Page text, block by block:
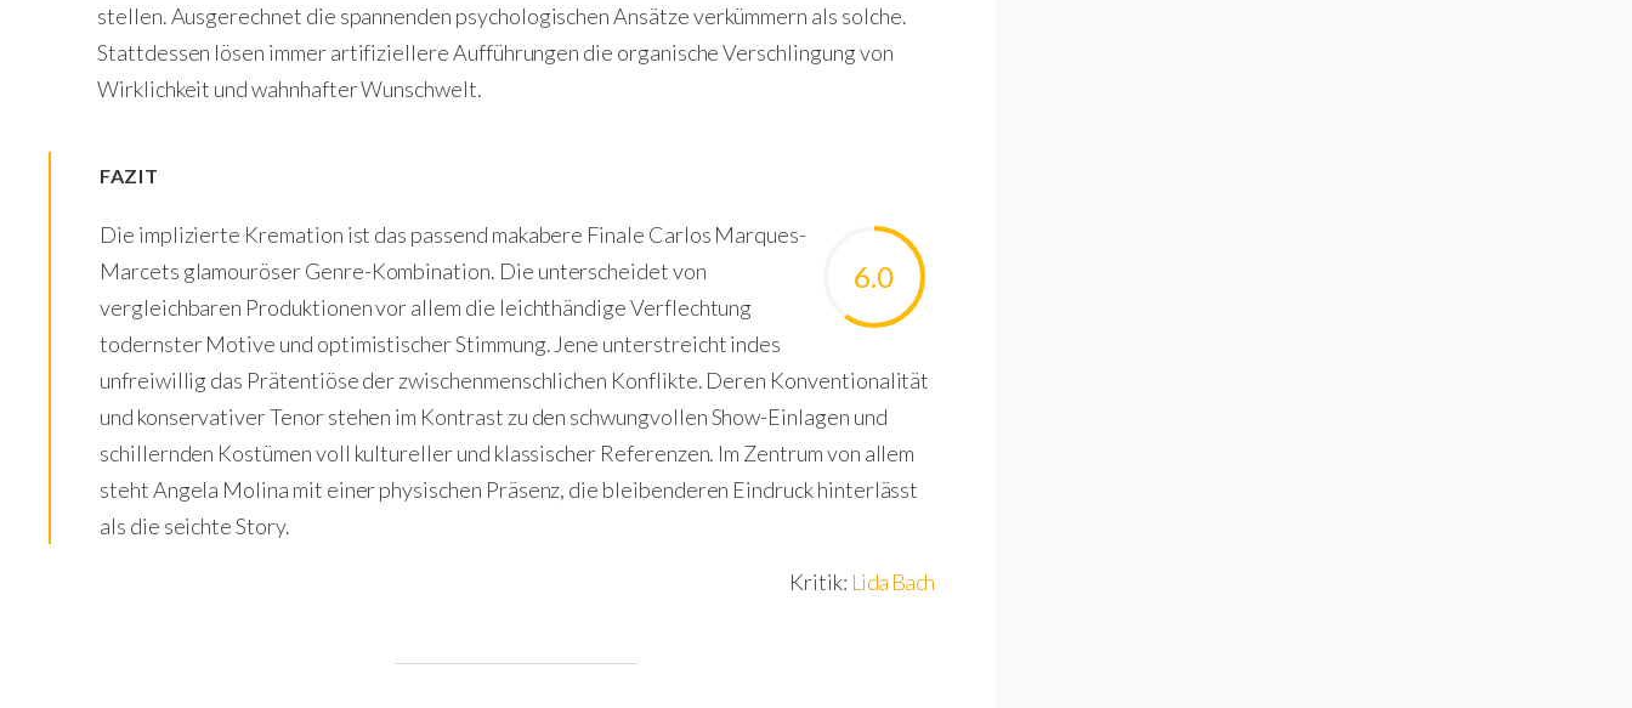
stellen. Ausgerechnet die spannenden psychologischen Ansätze verkümmern als solche.
Stattdessen lösen immer artifiziellere Aufführungen die organische Verschlingung von
Wirklichkeit und wahnhafter Wunschwelt.
FAZIT
6.0
Die implizierte Kremation ist das passend makabere Finale Carlos Marques-
Marcets glamouröser Genre-Kombination. Die unterscheidet von
vergleichbaren Produktionen vor allem die leichthändige Verflechtung
todernster Motive und optimistischer Stimmung. Jene unterstreicht indes
unfreiwillig das Prätentiöse der zwischenmenschlichen Konflikte. Deren Konventionalität
und konservativer Tenor stehen im Kontrast zu den schwungvollen Show-Einlagen und
schillernden Kostümen voll kultureller und klassischer Referenzen. Im Zentrum von allem
steht Angela Molina mit einer physischen Präsenz, die bleibenderen Eindruck hinterlässt
als die seichte Story.
Kritik: Lida Bach